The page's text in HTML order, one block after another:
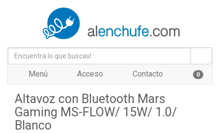
Menú Acceso Contacto 0
Altavoz con Bluetooth Mars
Gaming MS-FLOW/ 15W/ 1.0/
Blanco